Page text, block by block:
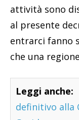
attività sono
al presente
entrarci fanno
che una
Leggi anche:
definitivo alla